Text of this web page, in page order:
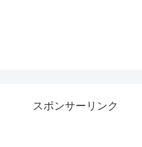
スポンサーリンク